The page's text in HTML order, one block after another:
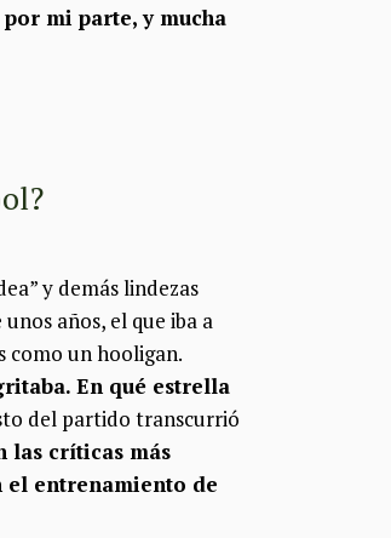
mi parte, y mucha
y demás lindezas
años, el que iba a
como un hooligan.
En qué estrella
del partido transcurrió
las críticas más
el entrenamiento de